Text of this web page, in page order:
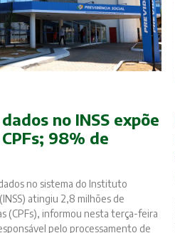
no INSS expõe
98% de
no sistema do Instituto
atingiu 2,8 milhões de
(CPFs), informou nesta terça-feira
pelo processamento de